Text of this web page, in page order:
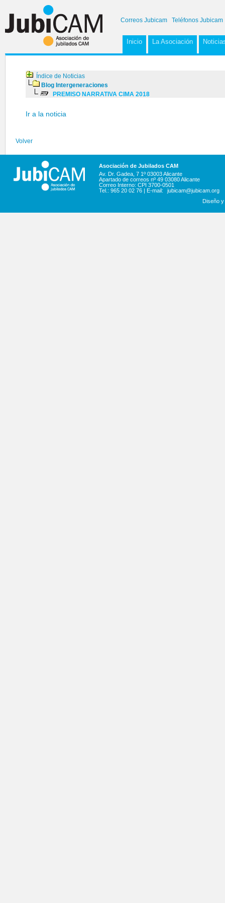
Correos Jubicam Teléfonos Jubicam
Inicio La Asociación
Índice de Noticias
Blog Intergeneraciones
PREMISO NARRATIVA CIMA 2018
Ir a la noticia
Volver
Asociación de Jubilados CAM
Av. Dr. Gadea, 7 1º 03003 Alicante
Apartado de correos nº 49 03080 Alicante
Correo Interno: CPI 3700-0501
Tel.: 965 20 02 76 | E-mail:
jubicam@jubicam.org
Diseño